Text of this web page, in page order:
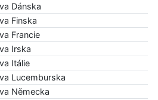
Dánska
Finska
Francie
Irska
Itálie
Lucemburska
Německa